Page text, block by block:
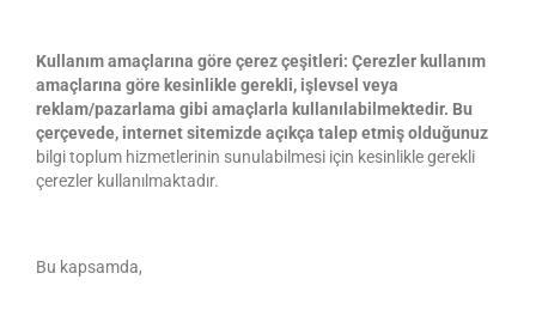
Kullanım amaçlarına göre çerez çeşitleri: Çerezler kullanım
amaçlarına göre kesinlikle gerekli, işlevsel veya
reklam/pazarlama gibi amaçlarla kullanılabilmektedir. Bu
çerçevede, internet sitemizde açıkça talep etmiş olduğunuz
bilgi toplum hizmetlerinin sunulabilmesi için kesinlikle gerekli
çerezler kullanılmaktadır.
Bu kapsamda,